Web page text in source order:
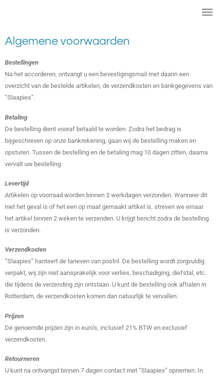
de
Algemene voorwaarden
Bestellingen
Na het accorderen, ontvangt u een bevestigingsmail met daarin een
overzicht van de bestelde artikelen, de verzendkosten en bankgegevens van
“Slaapies”.
Betaling
De bestelling dient vooraf betaald te worden. Zodra het bedrag is
bijgeschreven op onze bankrekening, gaan wij de bestelling maken en
opsturen. Tussen de bestelling en de betaling mag 10 dagen zitten, daarna
vervalt uw bestelling.
Levertijd
Artikelen op voorraad worden binnen 3 werkdagen verzonden. Wanneer dit
niet het geval is of het een op maat gemaakt artikel is, streven we ernaar
het artikel binnen 2 weken te verzenden. U krijgt bericht zodra de bestelling
is verzonden.
Verzendkosten
“Slaapies” hanteert de tarieven van postnl. De bestelling wordt zorgvuldig
verpakt, wij zijn niet aansprakelijk voor verlies, beschadiging, diefstal, etc.
die tijdens de verzending zijn ontstaan. U kunt de bestelling ook afhalen in
Rotterdam, de verzendkosten komen dan natuurlijk te vervallen.
Prijzen
De genoemde prijzen zijn in euro’s, inclusief 21% BTW en exclusief
verzendkosten.
Retourneren
U kunt na ontvangst binnen 7 dagen contact met “Slaapies” opnemen. In